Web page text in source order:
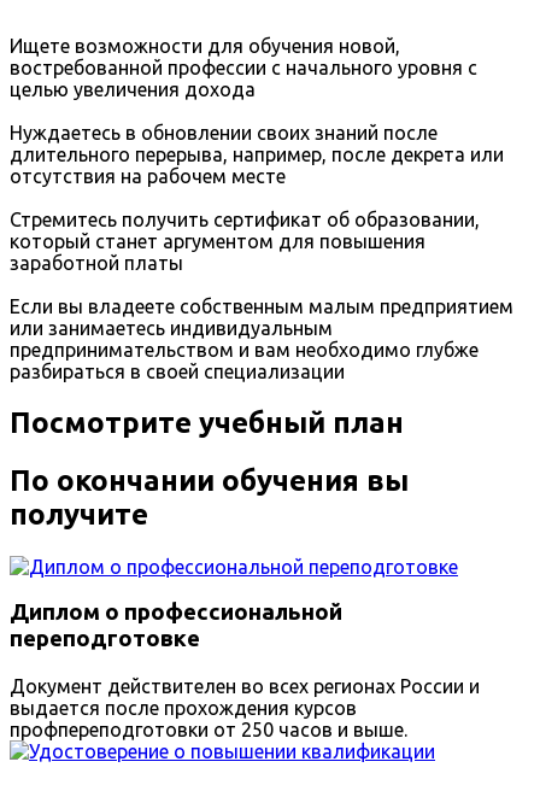
Ищете возможности для обучения новой,
востребованной профессии с начального уровня с
целью увеличения дохода
Нуждаетесь в обновлении своих знаний после
длительного перерыва, например, после декрета или
отсутствия на рабочем месте
Стремитесь получить сертификат об образовании,
который станет аргументом для повышения
заработной платы
Если вы владеете собственным малым предприятием
или занимаетесь индивидуальным
предпринимательством и вам необходимо глубже
разбираться в своей специализации
Посмотрите учебный план
По окончании обучения вы
получите
Диплом о профессиональной
переподготовке
Документ действителен во всех регионах России и
выдается после прохождения курсов
профпереподготовки от 250 часов и выше.